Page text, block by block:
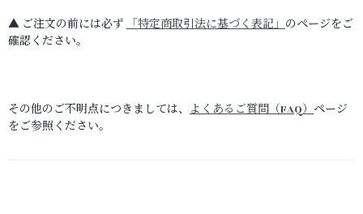
▲ ご注文の前には必ず 「特定商取引法に基づく表記」のページをご
確認ください。
その他のご不明点につきましては、 よくあるご質問（FAQ）ページ
をご参照ください。